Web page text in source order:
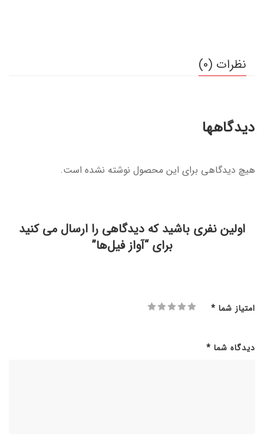
نظرات (0)
دیدگاهها
هیچ دیدگاهی برای این محصول نوشته نشده است.
اولین نفری باشید که دیدگاهی را ارسال می کنید
برای “آواز فیل‌ها”
امتیاز شما *
دیدگاه شما *